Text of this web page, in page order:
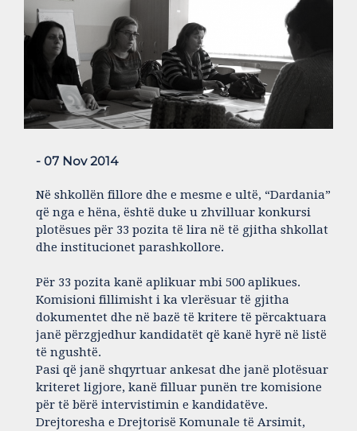
- 07 Nov 2014
Në shkollën fillore dhe e mesme e ultë, “Dardania”
që nga e hëna, është duke u zhvilluar konkursi
plotësues për 33 pozita të lira në të gjitha shkollat
dhe institucionet parashkollore.
Për 33 pozita kanë aplikuar mbi 500 aplikues.
Komisioni fillimisht i ka vlerësuar të gjitha
dokumentet dhe në bazë të kritere të përcaktuara
janë përzgjedhur kandidatët që kanë hyrë në listë
të ngushtë.
Pasi që janë shqyrtuar ankesat dhe janë plotësuar
kriteret ligjore, kanë filluar punën tre komisione
për të bërë intervistimin e kandidatëve.
Drejtoresha e Drejtorisë Komunale të Arsimit,